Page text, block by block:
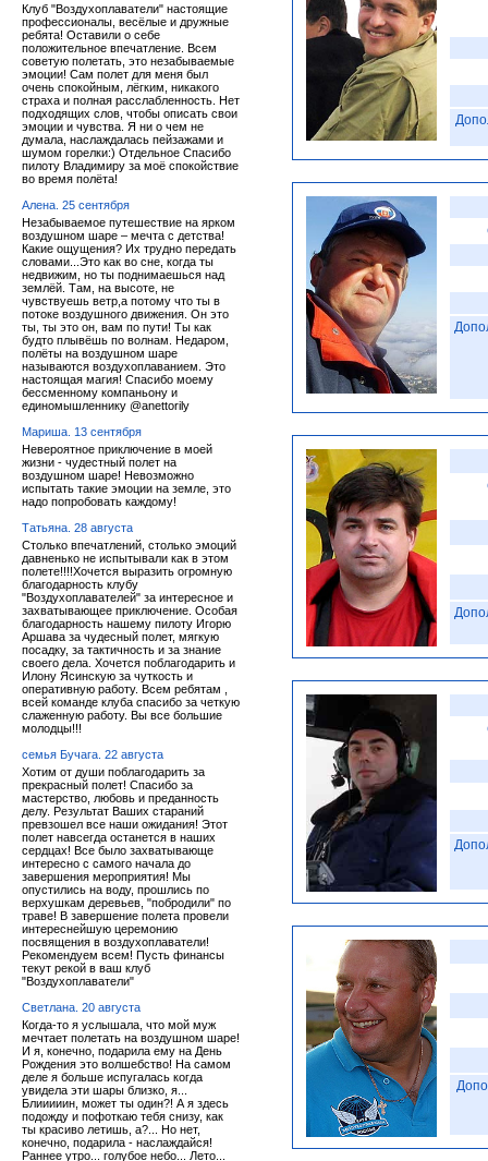
Клуб "Воздухоплаватели" настоящие
профессионалы, весёлые и дружные
ребята! Оставили о себе
положительное впечатление. Всем
советую полетать, это незабываемые
эмоции! Сам полет для меня был
очень спокойным, лёгким, никакого
страха и полная расслабленность. Нет
подходящих слов, чтобы описать свои
эмоции и чувства. Я ни о чем не
думала, наслаждалась пейзажами и
шумом горелки:) Отдельное Спасибо
пилоту Владимиру за моё спокойствие
во время полёта!
Алена. 25 сентября
Незабываемое путешествие на ярком
воздушном шаре – мечта с детства!
Какие ощущения? Их трудно передать
словами...Это как во сне, когда ты
недвижим, но ты поднимаешься над
землёй. Там, на высоте, не
чувствуешь ветр,а потому что ты в
потоке воздушного движения. Он это
ты, ты это он, вам по пути! Ты как
будто плывёшь по волнам. Недаром,
полёты на воздушном шаре
называются воздухоплаванием. Это
настоящая магия! Спасибо моему
бессменному компаньону и
единомышленнику @anettorily
Мариша. 13 сентября
Невероятное приключение в моей
жизни - чудестный полет на
воздушном шаре! Невозможно
испытать такие эмоции на земле, это
надо попробовать каждому!
Татьяна. 28 августа
Столько впечатлений, столько эмоций
давненько не испытывали как в этом
полете!!!!Хочется выразить огромную
благодарность клубу
"Воздухоплавателей" за интересное и
захватывающее приключение. Особая
благодарность нашему пилоту Игорю
Аршава за чудесный полет, мягкую
посадку, за тактичность и за знание
своего дела. Хочется поблагодарить и
Илону Ясинскую за чуткость и
оперативную работу. Всем ребятам ,
всей команде клуба спасибо за четкую
слаженную работу. Вы все большие
молодцы!!!
семья Бучага. 22 августа
Хотим от души поблагодарить за
прекрасный полет! Спасибо за
мастерство, любовь и преданность
делу. Результат Ваших стараний
превзошел все наши ожидания! Этот
полет навсегда останется в наших
сердцах! Все было захватывающе
интересно с самого начала до
завершения мероприятия! Мы
опустились на воду, прошлись по
верхушкам деревьев, "побродили" по
траве! В завершение полета провели
интереснейшую церемонию
посвящения в воздухоплаватели!
Рекомендуем всем! Пусть финансы
текут рекой в ваш клуб
"Воздухоплаватели"
Светлана. 20 августа
Когда-то я услышала, что мой муж
мечтает полетать на воздушном шаре!
И я, конечно, подарила ему на День
Рождения это волшебство! На самом
деле я больше испугалась когда
увидела эти шары близко, я...
Блииииин, может ты один?! А я здесь
подожду и пофоткаю тебя снизу, как
ты красиво летишь, а?... Но нет,
конечно, подарила - наслаждайся!
Раннее утро... голубое небо... Лето...